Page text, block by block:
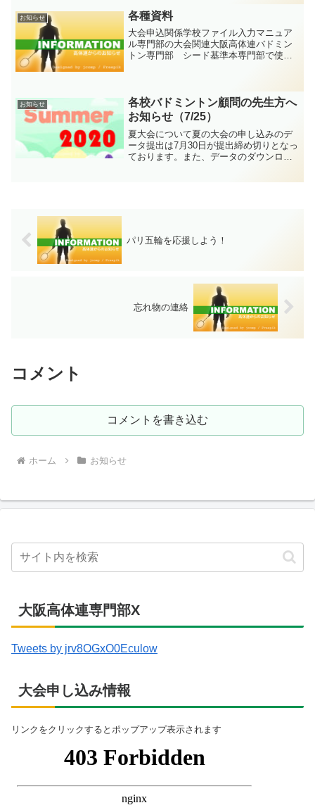
先生からの申し込...
お知らせ 各種資料
大会申込関係学校ファイル入力マニュア
ル専門部の大会関連大阪高体連バドミン
トン専門部 シード基準本専門部で使用
記録証明書記入用紙
お知らせ
各校バドミントン顧問の先生方へ
お知らせ（7/25）
夏大会について夏の大会の申し込みのデ
ータ提出は7月30日が提出締め切りとなっ
ております。また、データのダウンロー
パリ五輪を応援しよう！
忘れ物の連絡
コメント
コメントを書き込む
ホーム お知らせ
大阪高体連専門部X
Tweets by jrv8OGxO0Eculow
大会申し込み情報
リンクをクリックするとポップアップ表示されます